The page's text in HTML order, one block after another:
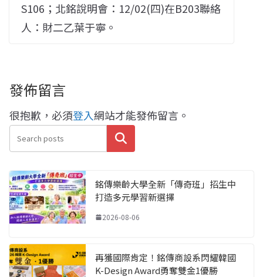
S106；北銘說明會：12/02(四)在B203聯絡
人：財二乙葉于寧。
發佈留言
很抱歉，必須登入網站才能發佈留言。
搜尋
銘傳樂齡大學全新「傳奇班」招生中
打造多元學習新選擇
2026-08-06
再獲國際肯定！銘傳商設系閃耀韓國
K-Design Award勇奪雙金1優勝